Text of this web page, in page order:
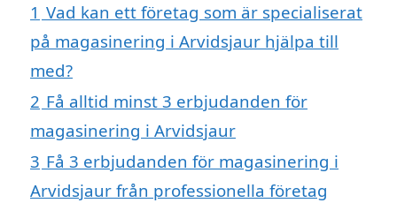
1 Vad kan ett företag som är specialiserat
på magasinering i Arvidsjaur hjälpa till
med?
2 Få alltid minst 3 erbjudanden för
magasinering i Arvidsjaur
3 Få 3 erbjudanden för magasinering i
Arvidsjaur från professionella företag